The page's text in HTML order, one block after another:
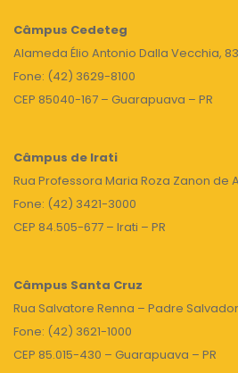
Câmpus Cedeteg
Alameda Élio Antonio Dalla Vecchia,
Fone: (42) 3629-8100
CEP 85040-167 – Guarapuava – PR
Câmpus de Irati
Rua Professora Maria Roza Zanon de
Fone: (42) 3421-3000
CEP 84.505-677 – Irati – PR
Câmpus Santa Cruz
Rua Salvatore Renna – Padre
Fone: (42) 3621-1000
CEP 85.015-430 – Guarapuava – PR